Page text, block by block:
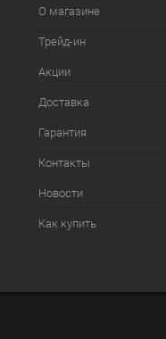
О магазине
Трейд-ин
Акции
Доставка
Гарантия
Контакты
Новости
Как купить